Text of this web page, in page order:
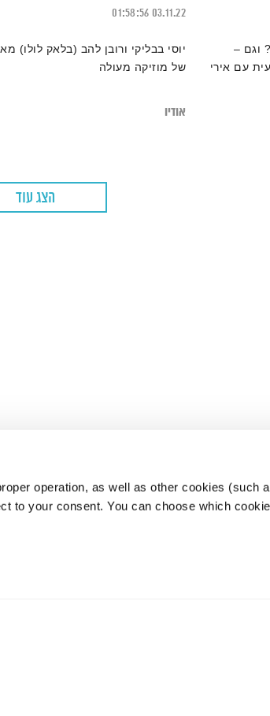
operation, as well as other cookies (such
to your consent. You can choose which
וגם –
עם אירי
03.11.22
01:58:56
יוסי בבליקי ורובן להב (בלאק לולו)
של מוזיקה מעולה
אודיו
הצג עוד